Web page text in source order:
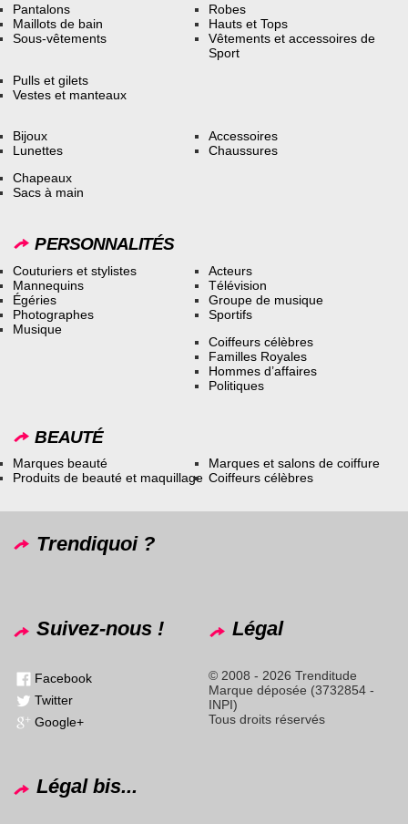
Pantalons
Maillots de bain
Sous-vêtements
Robes
Hauts et Tops
Vêtements et accessoires de
Sport
Pulls et gilets
Vestes et manteaux
Bijoux
Lunettes
Accessoires
Chaussures
Chapeaux
Sacs à main
PERSONNALITÉS
Couturiers et stylistes
Mannequins
Égéries
Photographes
Musique
Acteurs
Télévision
Groupe de musique
Sportifs
Coiffeurs célèbres
Familles Royales
Hommes d’affaires
Politiques
BEAUTÉ
Marques beauté
Produits de beauté et maquillage
Marques et salons de coiffure
Coiffeurs célèbres
Trendiquoi ?
Suivez-nous !
Facebook
Twitter
Google+
Légal
© 2008 - 2026 Trenditude
Marque déposée (3732854 -
INPI)
Tous droits réservés
Légal bis...